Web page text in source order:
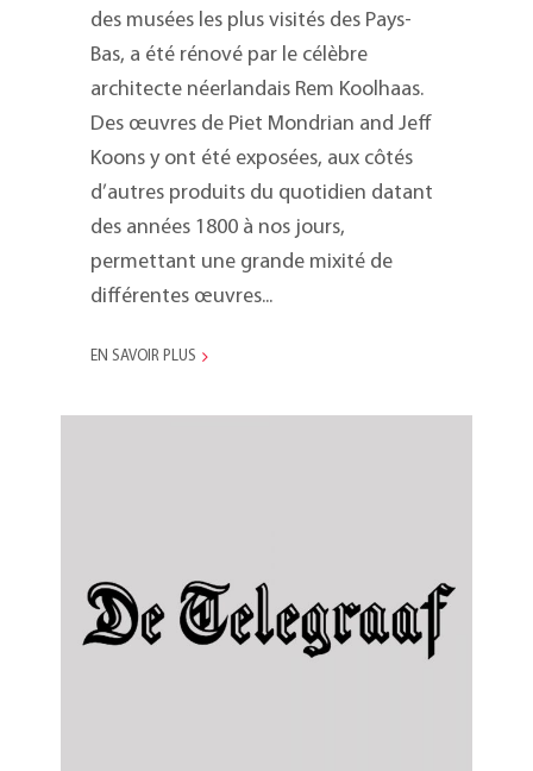
des musées les plus visités des Pays-
Bas, a été rénové par le célèbre
architecte néerlandais Rem Koolhaas.
Des œuvres de Piet Mondrian and Jeff
Koons y ont été exposées, aux côtés
d’autres produits du quotidien datant
des années 1800 à nos jours,
permettant une grande mixité de
différentes œuvres...
EN SAVOIR PLUS
TOMADO, la marque
éternelle